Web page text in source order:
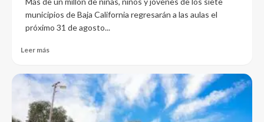
municipios de Baja California regresarán a las aulas el
próximo 31 de agosto...
Leer más